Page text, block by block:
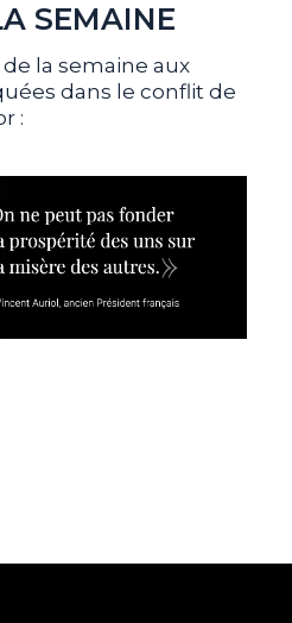
SEMAINE
la semaine aux
dans le conflit de
: